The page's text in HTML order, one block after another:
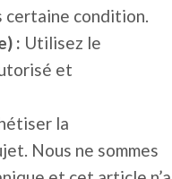
certaine condition.
: Utilisez le
et
la
Nous ne sommes